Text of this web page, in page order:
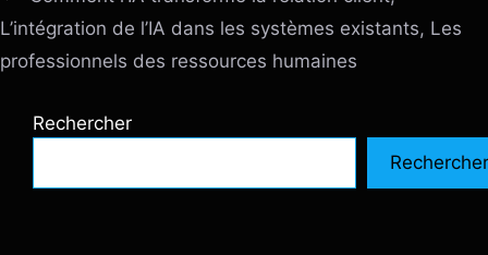
L’intégration de l’IA dans les systèmes existants, Les
professionnels des ressources humaines
Rechercher
Rechercher